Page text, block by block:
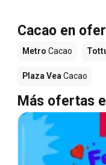
Cacao en
Metro Cacao
Plaza VeaCacao
Más ofertas